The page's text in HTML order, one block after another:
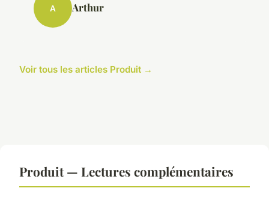
A Arthur
Voir tous les articles Produit →
Produit — Lectures complémentaires